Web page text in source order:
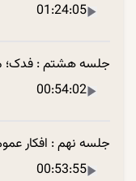
01:24:05
جلسه هشتم : فدک؛
00:54:02
جلسه نهم : افکار
00:53:55